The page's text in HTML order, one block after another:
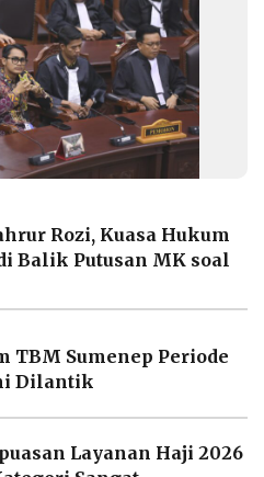
Rozi, Kuasa Hukum
Balik Putusan MK soal
TBM Sumenep Periode
Dilantik
Layanan Haji 2026